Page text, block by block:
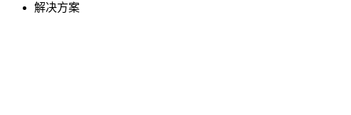
解决方案